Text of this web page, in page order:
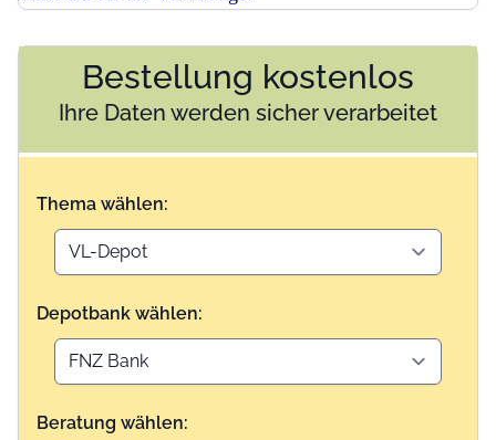
Bestellung kostenlos
Ihre Daten werden sicher verarbeitet
Thema wählen:
Depotbank wählen:
Beratung wählen: